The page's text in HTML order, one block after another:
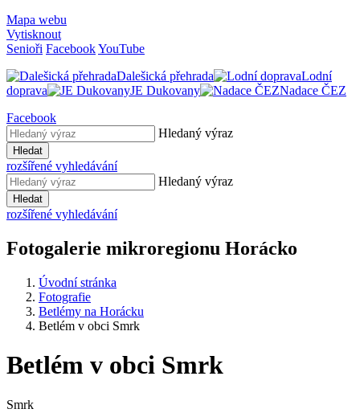
Mapa webu
Vytisknout
Senioři FacebookYouTube
Dalešická přehrada
Lodní
doprava
JE Dukovany
Nadace ČEZ
Facebook
Hledaný výraz
Hledat
rozšířené vyhledávání
Hledaný výraz
Hledat
rozšířené vyhledávání
Fotogalerie mikroregionu Horácko
Úvodní stránka
Fotografie
Betlémy na Horácku
Betlém v obci Smrk
Betlém v obci Smrk
Smrk